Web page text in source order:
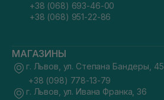
+38 (068) 693-46-00
+38 (068) 951-22-86
МАГАЗИНЫ
г. Львов, ул. Степана Бандеры, 45
+38 (098) 778-13-79
г. Львов, ул. Ивана Франка, 36